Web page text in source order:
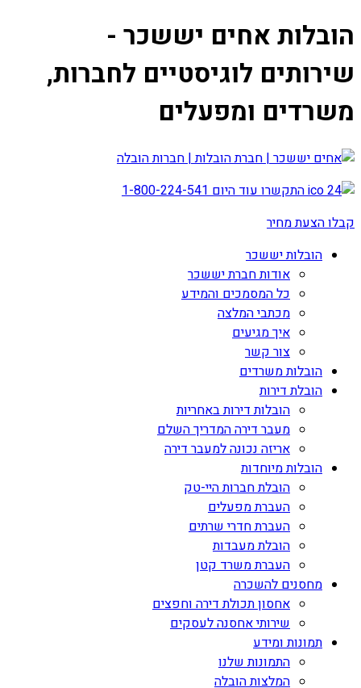
הובלות אחים יששכר -
שירותים לוגיסטיים לחברות,
משרדים ומפעלים
התקשרו עוד היום1-800-224-541
קבלו הצעת מחיר
הובלות יששכר
אודות חברת יששכר
כל המסמכים והמידע
מכתבי המלצה
איך מגיעים
צור קשר
הובלות משרדים
הובלת דירות
הובלות דירות באחריות
מעבר דירה המדריך השלם
אריזה נכונה למעבר דירה
הובלות מיוחדות
הובלת חברות היי-טק
העברת מפעלים
העברת חדרי שרתים
הובלת מעבדות
העברת משרד קטן
מחסנים להשכרה
אחסון תכולת דירה וחפצים
שירותי אחסנה לעסקים
תמונות ומידע
התמונות שלנו
המלצות הובלה